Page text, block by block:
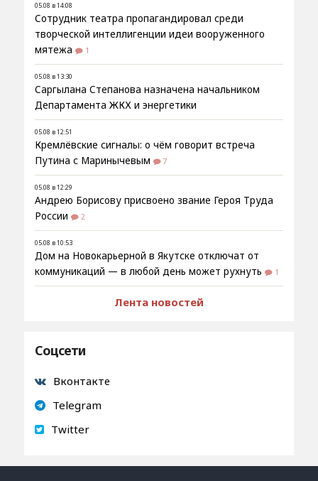
05.08 в 14:08
Сотрудник театра пропагандировал среди
творческой интеллигенции идеи вооруженного
мятежа
1
05.08 в 13:30
Саргылана Степанова назначена начальником
Департамента ЖКХ и энергетики
05.08 в 12:51
Кремлёвские сигналы: о чём говорит встреча
Путина с Маринычевым
7
05.08 в 12:29
Андрею Борисову присвоено звание Героя Труда
России
2
05.08 в 10:53
Дом на Новокарьерной в Якутске отключат от
коммуникаций — в любой день может рухнуть
1
Лента новостей
Соцсети
Вконтакте
Telegram
Twitter